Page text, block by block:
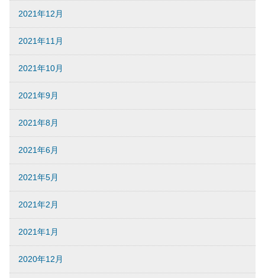
2021年12月
2021年11月
2021年10月
2021年9月
2021年8月
2021年6月
2021年5月
2021年2月
2021年1月
2020年12月